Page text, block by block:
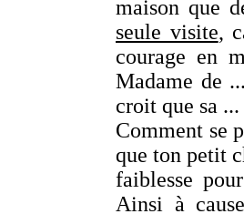
maison que
seule visite,
courage en
Madame de
croit que sa
Comment se
que ton petit
faiblesse
Ainsi à